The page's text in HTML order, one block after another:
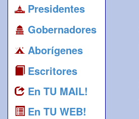
Presidentes
Gobernadores
Aborígenes
Escritores
En TU MAIL!
En TU WEB!